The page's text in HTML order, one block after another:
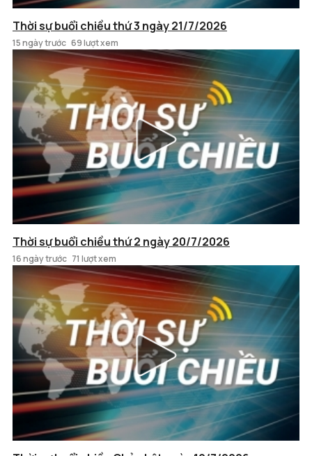
Thời sự buổi chiều thứ 3 ngày 21/7/2026
15 ngày trước 69 lượt xem
Thời sự buổi chiều thứ 2 ngày 20/7/2026
16 ngày trước 71 lượt xem